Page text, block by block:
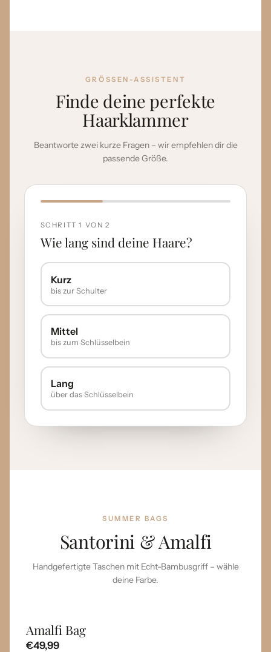
GRÖSSEN-ASSISTENT
Finde deine perfekte
Haarklammer
Beantworte zwei kurze Fragen – wir empfehlen dir die
passende Größe.
SCHRITT 1 VON 2
Wie lang sind deine Haare?
Kurz
bis zur Schulter
Mittel
bis zum Schlüsselbein
Lang
über das Schlüsselbein
SUMMER BAGS
Santorini & Amalfi
Handgefertigte Taschen mit Echt-Bambusgriff – wähle
deine Farbe.
Amalfi Bag
€49,99